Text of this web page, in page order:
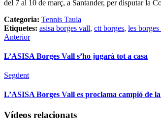
del 7 al 10 de març, a Santander, per disputar la
Categoria: Tennis Taula
Etiquetes: asisa borges vall, ctt borges, les
Anterior
L’ASISA Borges Vall s’ho jugarà tot a casa
Següent
L’ASISA Borges Vall es proclama campió de
Vídeos relacionats